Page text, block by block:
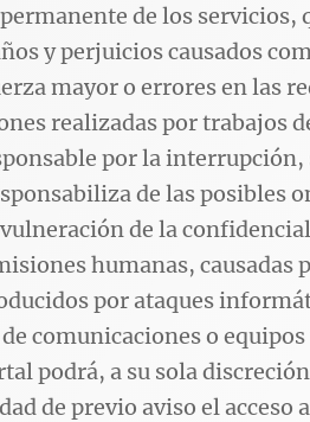
de los servicios,
y perjuicios causados
mayor o errores en las
realizadas por trabajos
por la
de las posibles
de la
humanas, causadas
por ataques
comunicaciones o
podrá, a su sola
de previo aviso el acceso